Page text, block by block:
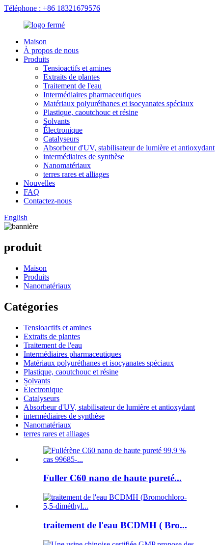
Téléphone : +86 18321679576
Maison
À propos de nous
Produits
Tensioactifs et amines
Extraits de plantes
Traitement de l'eau
Intermédiaires pharmaceutiques
Matériaux polyuréthanes et isocyanates spéciaux
Plastique, caoutchouc et résine
Solvants
Électronique
Catalyseurs
Absorbeur d'UV, stabilisateur de lumière et antioxydant
intermédiaires de synthèse
Nanomatériaux
terres rares et alliages
Nouvelles
FAQ
Contactez-nous
English
produit
Maison
Produits
Nanomatériaux
Catégories
Tensioactifs et amines
Extraits de plantes
Traitement de l'eau
Intermédiaires pharmaceutiques
Matériaux polyuréthanes et isocyanates spéciaux
Plastique, caoutchouc et résine
Solvants
Électronique
Catalyseurs
Absorbeur d'UV, stabilisateur de lumière et antioxydant
intermédiaires de synthèse
Nanomatériaux
terres rares et alliages
Fuller C60 nano de haute pureté...
traitement de l'eau BCDMH ( Bro...